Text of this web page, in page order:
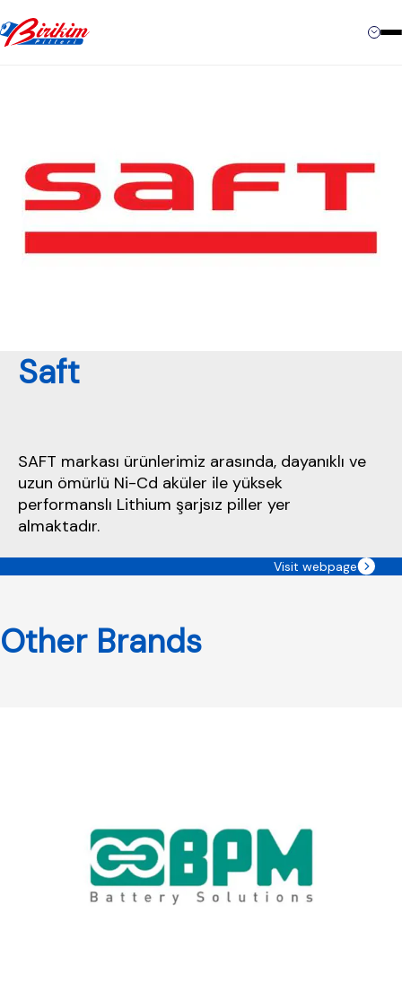
Saft
SAFT markası ürünlerimiz arasında, dayanıklı ve
uzun ömürlü Ni-Cd aküler ile yüksek
performanslı Lithium şarjsız piller yer
almaktadır.
Visit webpage
Other Brands